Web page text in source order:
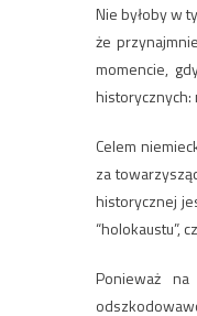
Nie byłoby w
że
momencie,
historycznych:
Celem
za
historycznej
“holokaustu”,
Ponieważ